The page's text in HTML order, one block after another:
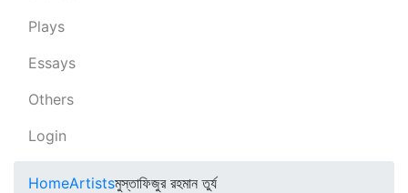
Plays
Essays
Others
Login
HomeArtistsমুস্তাফিজুর রহমান তুর্য